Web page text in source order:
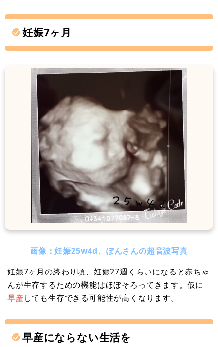
妊娠7ヶ月
画像：妊娠25w4d、ぽんさんの超音波写真
妊娠7ヶ月の終わり頃、妊娠27週くらいになると赤ちゃ
んが生存するための機能はほぼそろってきます。仮に
早産 しても生存できる可能性が高くなります。
早産にならない生活を